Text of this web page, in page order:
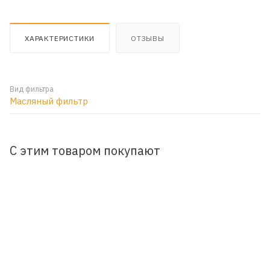
ХАРАКТЕРИСТИКИ ОТЗЫВЫ
Вид фильтра
Масляный фильтр
С этим товаром покупают